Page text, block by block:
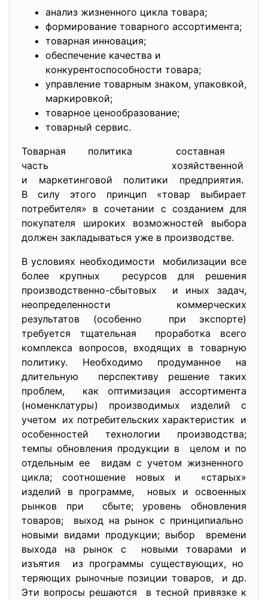
анализ жизненного цикла товара;
формирование товарного ассортимента;
товарная инновация;
обеспечение качества и
конкурентоспособности товара;
управление товарным знаком, упаковкой,
маркировкой;
товарное ценообразование;
товарный сервис.
Товарная политика составная
часть хозяйственной
и маркетинговой политики предприятия.
В силу этого принцип «товар выбирает
потребителя» в сочетании с созданием для
покупателя широких возможностей выбора
должен закладываться уже в производстве.
В условиях необходимости мобилизации все
более крупных ресурсов для решения
производственно-сбытовых и иных задач,
неопределенности коммерческих
результатов (особенно при экспорте)
требуется тщательная проработка всего
комплекса вопросов, входящих в товарную
политику. Необходимо продуманное на
длительную перспективу решение таких
проблем, как оптимизация ассортимента
(номенклатуры) производимых изделий с
учетом их потребительских характеристик и
особенностей технологии производства;
темпы обновления продукции в целом и по
отдельным ее видам с учетом жизненного
цикла; соотношение новых и «старых»
изделий в программе, новых и освоенных
рынков при сбыте; уровень обновления
товаров; выход на рынок с принципиально
новыми видами продукции; выбор времени
выхода на рынок с новыми товарами и
изъятия из программы существующих, но
теряющих рыночные позиции товаров, и др.
Эти вопросы решаются в тесной привязке к